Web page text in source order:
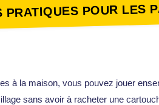
PRATIQUES POUR LES
à la maison, vous pouvez jouer
sans avoir à racheter une